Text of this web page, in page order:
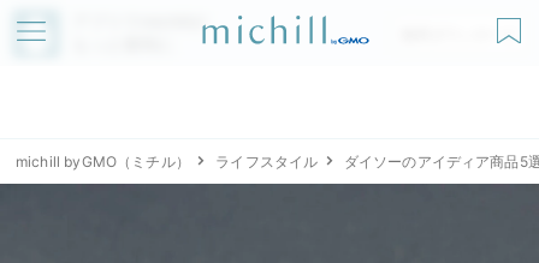
アプリでmichillが
無料ダウンロード
michill byGMO（ミチル） ライフスタイル ダイソーのアイディア商品5